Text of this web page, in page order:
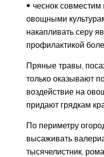
чеснок совместим
овощными
накапливать серу
профилактикой
Пряные травы,
только оказывают
воздействие на
придают грядкам
По периметру
высаживать
тысячелистник,